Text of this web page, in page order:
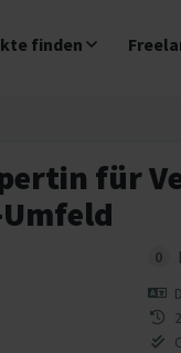
finden
für
0